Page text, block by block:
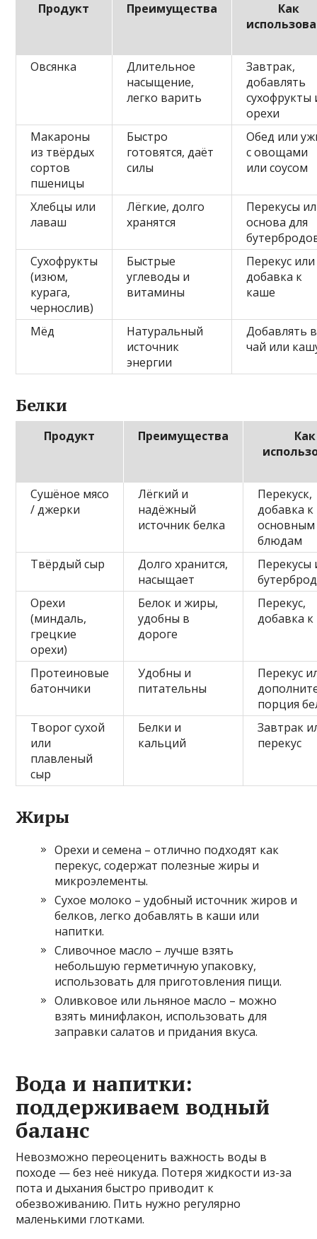
Продукт Преимущества
Как
Овсянка
Длительное
насыщение,
легко варить
Завтрак,
добавлять
сухофрукты
орехи
Макароны
из твёрдых
сортов
пшеницы
Быстро
готовятся, даёт
силы
Обед или
с овощами
или соусом
Хлебцы или
лаваш
Лёгкие, долго
хранятся
Перекусы
основа для
Сухофрукты
(изюм,
курага,
чернослив)
Быстрые
углеводы и
витамины
Перекус или
добавка к
каше
Мёд
Натуральный
источник
энергии
Добавлять в
чай или
Белки
Продукт Преимущества
Как
Сушёное мясо
/ джерки
Лёгкий и
надёжный
источник белка
Перекуск,
добавка к
основным
блюдам
Твёрдый сыр
Долго хранится,
насыщает
Перекусы
Орехи
(миндаль,
грецкие
орехи)
Белок и жиры,
удобны в
дороге
Перекус,
добавка
Протеиновые
батончики
Удобны и
питательны
Перекус
порция
Творог сухой
или
плавленый
сыр
Белки и
кальций
Завтрак
перекус
Жиры
Орехи и семена – отлично подходят как
перекус, содержат полезные жиры и
микроэлементы.
Сухое молоко – удобный источник жиров и
белков, легко добавлять в каши или
напитки.
Сливочное масло – лучше взять
небольшую герметичную упаковку,
использовать для приготовления пищи.
Оливковое или льняное масло – можно
взять минифлакон, использовать для
заправки салатов и придания вкуса.
Вода и напитки:
поддерживаем водный
баланс
Невозможно переоценить важность воды в
походе — без неё никуда. Потеря жидкости из-за
пота и дыхания быстро приводит к
обезвоживанию. Пить нужно регулярно
маленькими глотками.